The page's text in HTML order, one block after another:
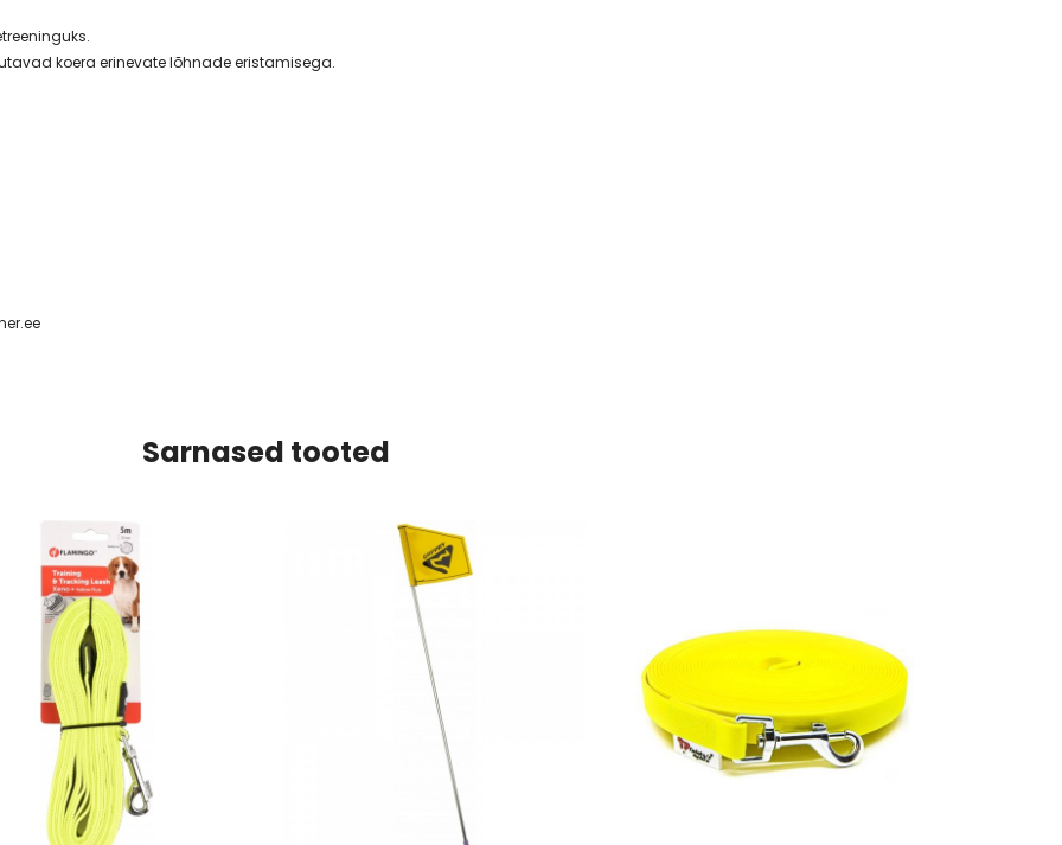
koera erinevate lõhnade eristamisega.
Sarnased tooted